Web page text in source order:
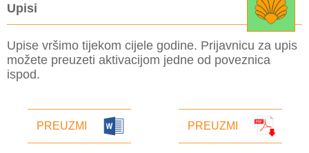
Upisi
Upise vršimo tijekom cijele godine. Prijavnicu za upis
možete preuzeti aktivacijom jedne od poveznica
ispod.
PREUZMI PREUZMI